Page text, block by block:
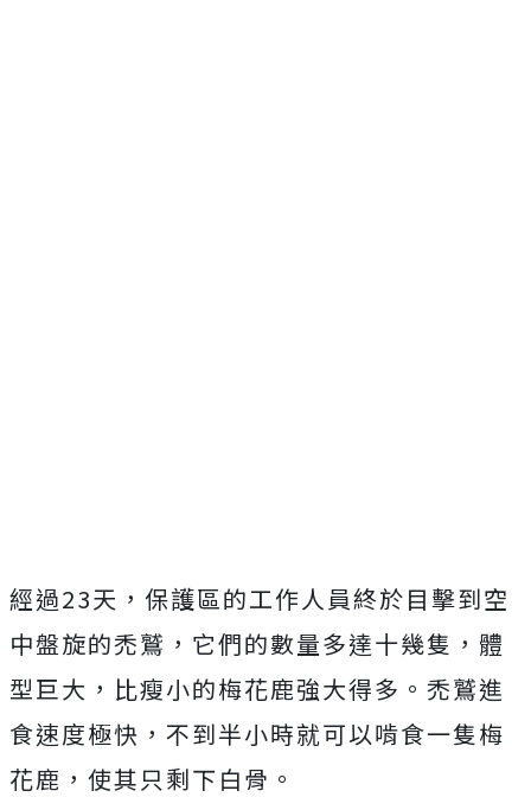
經過23天，保護區的工作人員終於目擊到空
中盤旋的禿鷲，它們的數量多達十幾隻，體
型巨大，比瘦小的梅花鹿強大得多。禿鷲進
食速度極快，不到半小時就可以啃食一隻梅
花鹿，使其只剩下白骨。